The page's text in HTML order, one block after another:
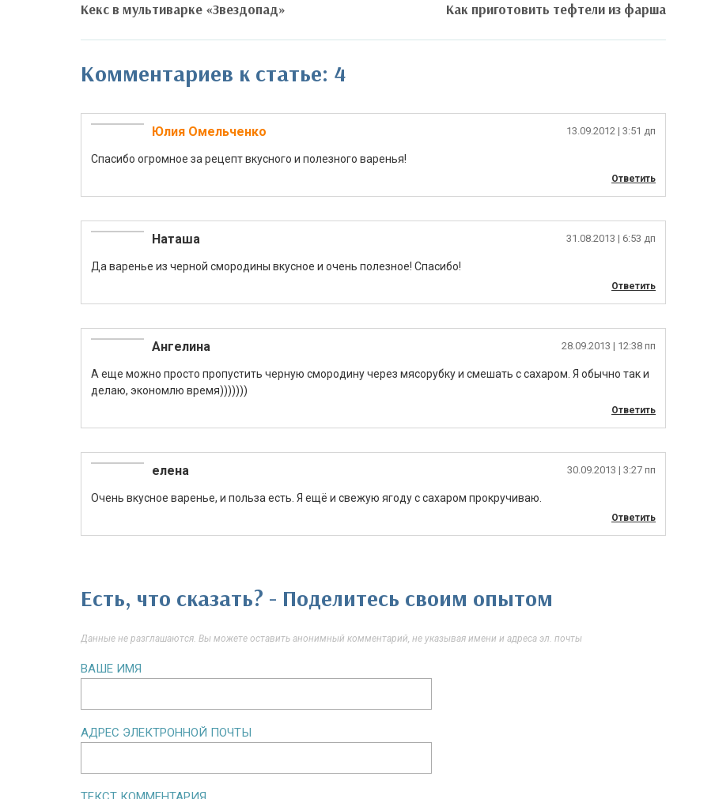
Кекс в мультиварке «Звездопад» Как приготовить тефтели из фарша
Комментариев к статье: 4
Юлия Омельченко 13.09.2012 | 3:51 дп
Спасибо огромное за рецепт вкусного и полезного варенья!
Ответить
Наташа 31.08.2013 | 6:53 дп
Да варенье из черной смородины вкусное и очень полезное! Спасибо!
Ответить
Ангелина 28.09.2013 | 12:38 пп
А еще можно просто пропустить черную смородину через мясорубку и смешать с сахаром. Я обычно так и
делаю, экономлю время)))))))
Ответить
елена 30.09.2013 | 3:27 пп
Очень вкусное варенье, и польза есть. Я ещё и свежую ягоду с сахаром прокручиваю.
Ответить
Есть, что сказать? - Поделитесь своим опытом
Данные не разглашаются. Вы можете оставить анонимный комментарий, не указывая имени и адреса эл. почты
ВАШЕ ИМЯ
АДРЕС ЭЛЕКТРОННОЙ ПОЧТЫ